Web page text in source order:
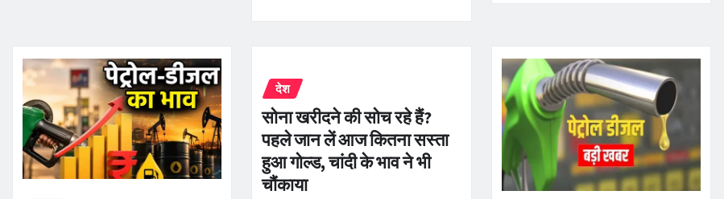
देश
सोना खरीदने की सोच रहे हैं?
पहले जान लें आज कितना सस्ता
हुआ गोल्ड, चांदी के भाव ने भी
चौंकाया